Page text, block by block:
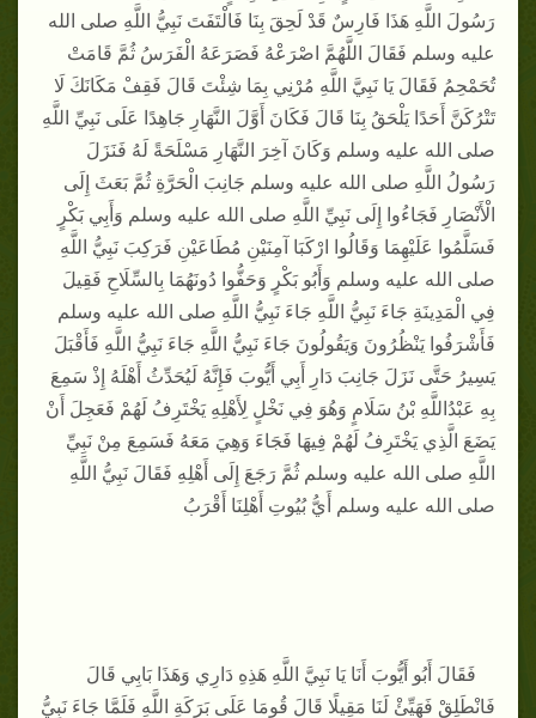
رَسُولَ اللَّهِ هَذَا فَارِسٌ قَدْ لَحِقَ بِنَا فَالْتَفَتَ نَبِيُّ اللَّهِ صلى الله
عليه وسلم فَقَالَ اللَّهُمَّ اصْرَعْهُ فَصَرَعَهُ الْفَرَسُ ثُمَّ قَامَتْ
تُحَمْحِمُ فَقَالَ يَا نَبِيَّ اللَّهِ مُرْنِي بِمَا شِئْتَ قَالَ فَقِفْ مَكَانَكَ لَا
تَتْرُكَنَّ أَحَدًا يَلْحَقُ بِنَا قَالَ فَكَانَ أَوَّلَ النَّهَارِ جَاهِدًا عَلَى نَبِيِّ اللَّهِ
صلى الله عليه وسلم وَكَانَ آخِرَ النَّهَارِ مَسْلَحَةً لَهُ فَنَزَلَ
رَسُولُ اللَّهِ صلى الله عليه وسلم جَانِبَ الْحَرَّةِ ثُمَّ بَعَثَ إِلَى
الْأَنْصَارِ فَجَاءُوا إِلَى نَبِيِّ اللَّهِ صلى الله عليه وسلم وَأَبِي بَكْرٍ
فَسَلَّمُوا عَلَيْهِمَا وَقَالُوا ارْكَبَا آمِنَيْنِ مُطَاعَيْنِ فَرَكِبَ نَبِيُّ اللَّهِ
صلى الله عليه وسلم وَأَبُو بَكْرٍ وَحَفُّوا دُونَهُمَا بِالسِّلَاحِ فَقِيلَ
فِي الْمَدِينَةِ جَاءَ نَبِيُّ اللَّهِ جَاءَ نَبِيُّ اللَّهِ صلى الله عليه وسلم
فَأَشْرَفُوا يَنْظُرُونَ وَيَقُولُونَ جَاءَ نَبِيُّ اللَّهِ جَاءَ نَبِيُّ اللَّهِ فَأَقْبَلَ
يَسِيرُ حَتَّى نَزَلَ جَانِبَ دَارِ أَبِي أَيُّوبَ فَإِنَّهُ لَيُحَدِّثُ أَهْلَهُ إِذْ سَمِعَ
بِهِ عَبْدُاللَّهِ بْنُ سَلَامٍ وَهُوَ فِي نَخْلٍ لِأَهْلِهِ يَخْتَرِفُ لَهُمْ فَعَجِلَ أَنْ
يَضَعَ الَّذِي يَخْتَرِفُ لَهُمْ فِيهَا فَجَاءَ وَهِيَ مَعَهُ فَسَمِعَ مِنْ نَبِيِّ
اللَّهِ صلى الله عليه وسلم ثُمَّ رَجَعَ إِلَى أَهْلِهِ فَقَالَ نَبِيُّ اللَّهِ
صلى الله عليه وسلم أَيُّ بُيُوتِ أَهْلِنَا أَقْرَبُ
فَقَالَ أَبُو أَيُّوبَ أَنَا يَا نَبِيَّ اللَّهِ هَذِهِ دَارِي وَهَذَا بَابِي قَالَ
فَانْطَلِقْ فَهَيِّئْ لَنَا مَقِيلًا قَالَ قُومَا عَلَى بَرَكَةِ اللَّهِ فَلَمَّا جَاءَ نَبِيُّ